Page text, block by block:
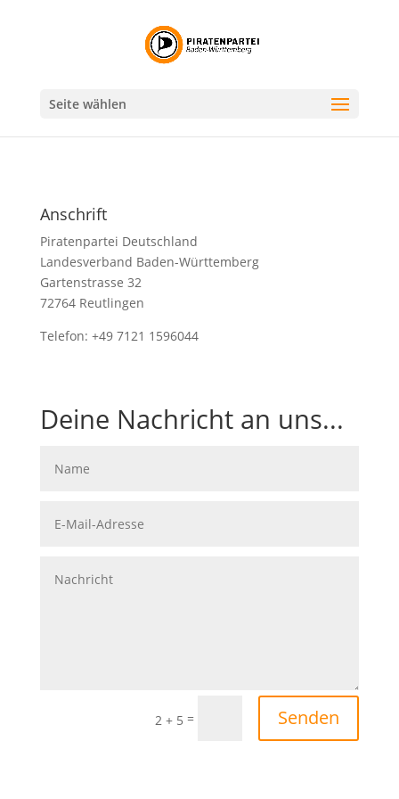
Seite wählen
Anschrift
Piratenpartei Deutschland
Landesverband Baden-Württemberg
Gartenstrasse 32
72764 Reutlingen
Telefon: +49 7121 1596044
Deine Nachricht an uns...
2 + 5 = Senden